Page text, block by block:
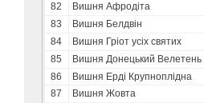
82
Вишня Афродіта
83
Вишня Белдвін
84
Вишня Гріот усіх святих
85
Вишня Донецький Велетень
86
Вишня Ерді Крупноплідна
87
Вишня Жовта